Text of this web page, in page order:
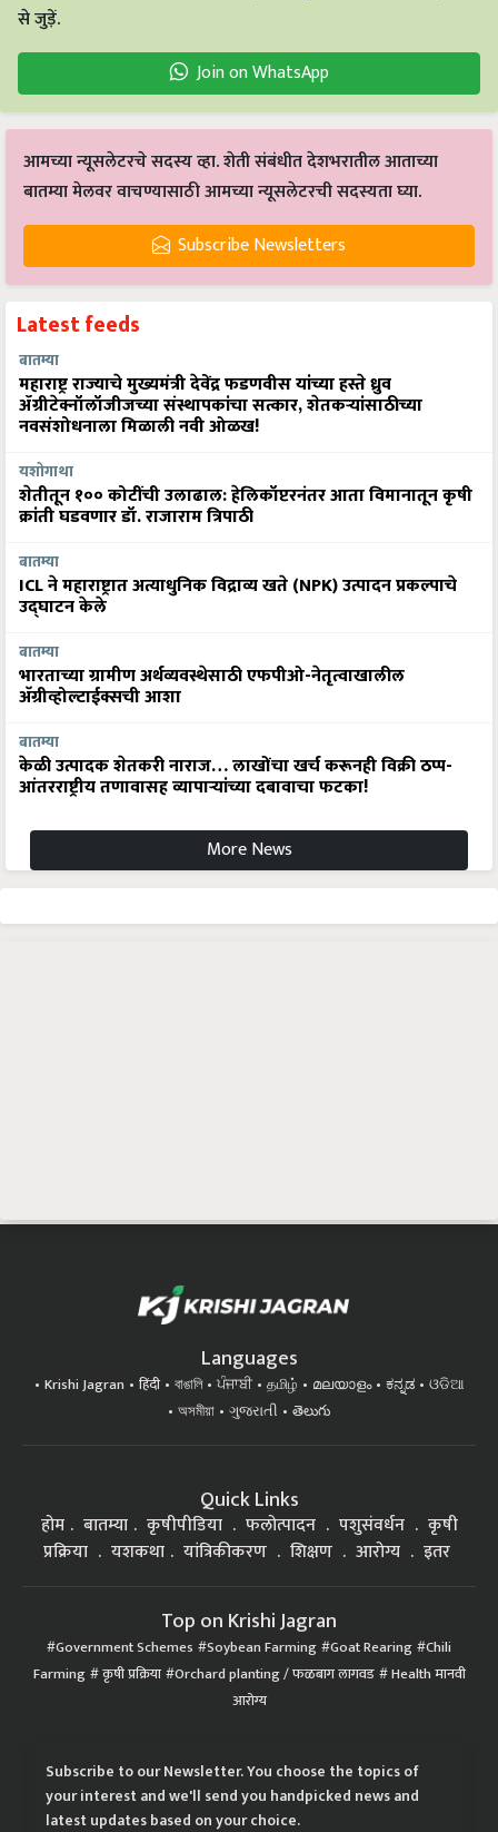
से जुड़ें.
Join on WhatsApp
आमच्या न्यूसलेटरचे सदस्य व्हा. शेती संबंधीत देशभरातील आताच्या
बातम्या मेलवर वाचण्यासाठी आमच्या न्यूसलेटरची सदस्यता घ्या.
Subscribe Newsletters
Latest feeds
बातम्या
महाराष्ट्र राज्याचे मुख्यमंत्री देवेंद्र फडणवीस यांच्या हस्ते ध्रुव
ॲग्रीटेक्नॉलॉजीजच्या संस्थापकांचा सत्कार, शेतकऱ्यांसाठीच्या
नवसंशोधनाला मिळाली नवी ओळख!
यशोगाथा
शेतीतून १०० कोटींची उलाढाल: हेलिकॉप्टरनंतर आता विमानातून कृषी
क्रांती घडवणार डॉ. राजाराम त्रिपाठी
बातम्या
ICL ने महाराष्ट्रात अत्याधुनिक विद्राव्य खते (NPK) उत्पादन प्रकल्पाचे
उद्घाटन केले
बातम्या
भारताच्या ग्रामीण अर्थव्यवस्थेसाठी एफपीओ-नेतृत्वाखालील
अ‍ॅग्रीव्होल्टाईक्सची आशा
बातम्या
केळी उत्पादक शेतकरी नाराज… लाखोंचा खर्च करूनही विक्री ठप्प-
आंतरराष्ट्रीय तणावासह व्यापाऱ्यांच्या दबावाचा फटका!
More News
Languages
Krishi Jagran हिंदी বাঙালি ਪੰਜਾਬੀ தமிழ் മലയാളം ಕನ್ನಡ
ଓଡିଆ
অসমীয়া
ગુજરાતી తెలుగు
Quick Links
होम बातम्या कृषीपीडिया फलोत्पादन पशुसंवर्धन
कृषी
प्रक्रिया
यशकथा यांत्रिकीकरण शिक्षण आरोग्य इतर
Top on Krishi Jagran
Government Schemes Soybean Farming Goat Rearing Chili
Farming कृषी प्रक्रिया Orchard planting / फळबाग लागवड Health मानवी
आरोग्य
Subscribe to our Newsletter. You choose the topics of
your interest and we'll send you handpicked news and
latest updates based on your choice.